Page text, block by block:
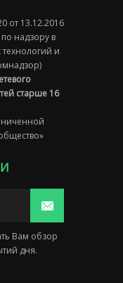
от 13.12.2016
надзору в
и
старше 16
Вам обзор
дня.